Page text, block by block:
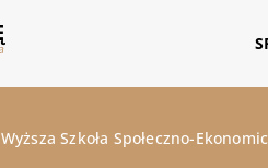
Wyższa Szkoła Społeczno-